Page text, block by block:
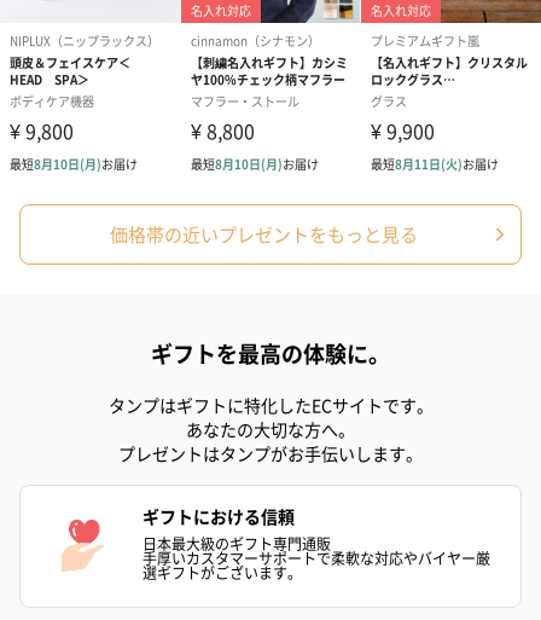
ゼリーバウム カット
（レモン＆紅茶）（432
円）
麦わらパンダバウム
（バナナ味）（540円）
3層デザート
ェ〜国産フル
スキンケアグッズ
スキンケアグッズを同梱してお届けします。
（1,100円）
レープフルーツ）
（2,145円）
円）
価格帯の近いプレゼントをもっと見る
ギフトを最高の体験に。
タンプはギフトに特化したECサイトです。
あなたの大切な方へ。
プレゼントはタンプがお手伝いします。
ギフトにおける信頼
日本最大級のギフト専門通販
手厚いカスタマーサポートで柔軟な対応やバイヤー厳
選ギフトがございます。